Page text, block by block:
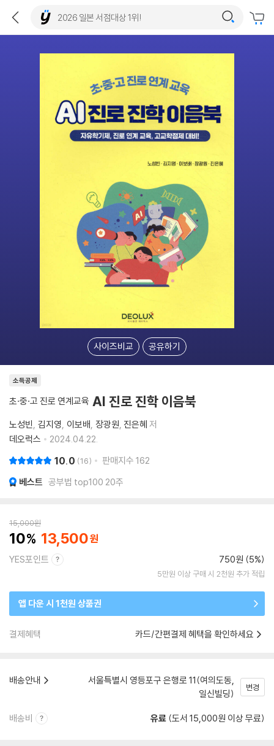
사이즈비교 공유하기
소득공제
초·중·고 진로 연계교육 AI 진로 진학 이음북
노성빈 김지영 이보배 장광원 진은혜 저
데오럭스
2024.04.22.
10.0 16 판매지수 162
베스트 공부법 top100 20주
15,000원
10 13,500
YES포인트 750원 (5%)
5만원 이상 구매 시 2천원 추가 적립
앱 다운 시 1천원 상품권
결제혜택 카드/간편결제 혜택을 확인하세요
배송안내
서울특별시 영등포구 은행로 11(여의도동,
일신빌딩)
변경
배송비 유료 (도서 15,000원 이상 무료)